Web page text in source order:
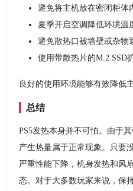
避免将主机放在密闭柜体
夏季开启空调降低环境温
避免散热口被墙壁或杂物
使用带散热片的M.2 SSD
良好的使用环境能够有效降低
总结
PS5发热本身并不可怕。由于
产生热量属于正常现象。只要
严重性能下降，机身发热和风
态。对于大多数玩家来说，保